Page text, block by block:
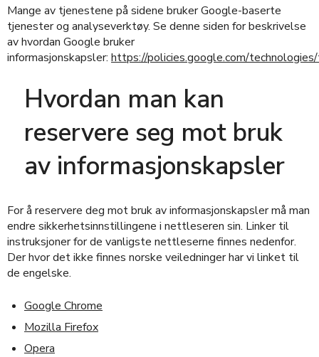
Mange av tjenestene på sidene bruker Google-baserte
tjenester og analyseverktøy. Se denne siden for beskrivelse
av hvordan Google bruker
informasjonskapsler: https://policies.google.com/
Hvordan man kan
reservere seg mot bruk
av informasjonskapsler
For å reservere deg mot bruk av informasjonskapsler må man
endre sikkerhetsinnstillingene i nettleseren sin. Linker til
instruksjoner for de vanligste nettleserne finnes nedenfor.
Der hvor det ikke finnes norske veiledninger har vi linket til
de engelske.
Google Chrome
Mozilla Firefox
Opera